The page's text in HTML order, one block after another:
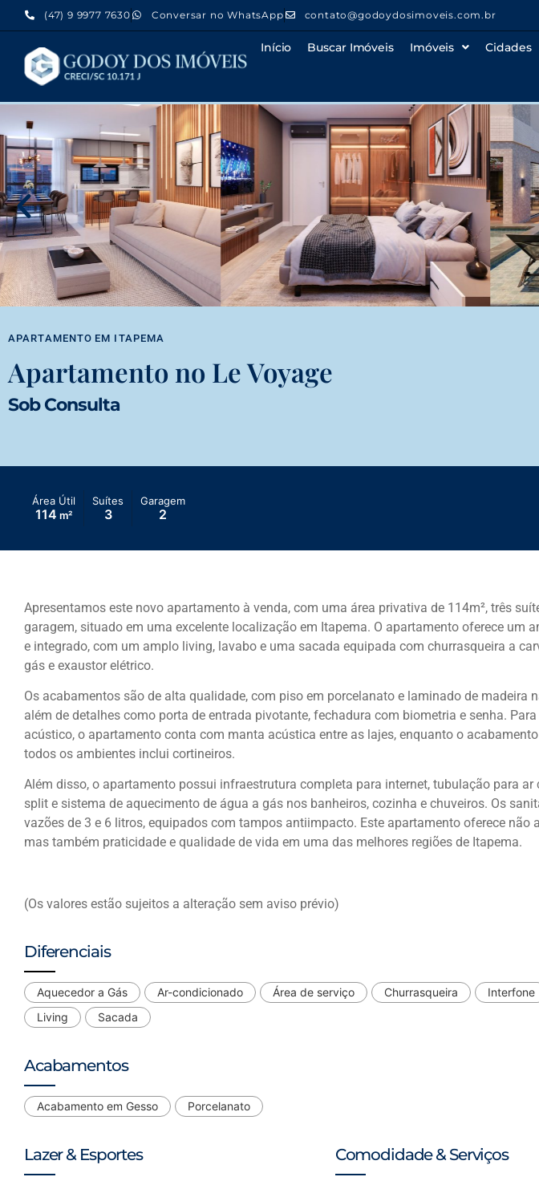
(47) 9 9977 7630 Conversar no WhatsApp contato@godoydosimoveis.com.br
Início Buscar Imóveis Imóveis Cidades
APARTAMENTO EM ITAPEMA
Apartamento no Le Voyage
Sob Consulta
Área Útil
114 m²
Suítes
3
Garagem
2
Apresentamos este novo apartamento à venda, com uma área privativa de 114m², três
garagem, situado em uma excelente localização em Itapema. O apartamento oferece um
e integrado, com um amplo living, lavabo e uma sacada equipada com churrasqueira a
gás e exaustor elétrico.
Os acabamentos são de alta qualidade, com piso em porcelanato e laminado de madeira
além de detalhes como porta de entrada pivotante, fechadura com biometria e senha.
acústico, o apartamento conta com manta acústica entre as lajes, enquanto o
todos os ambientes inclui cortineiros.
Além disso, o apartamento possui infraestrutura completa para internet, tubulação para
split e sistema de aquecimento de água a gás nos banheiros, cozinha e chuveiros. Os
vazões de 3 e 6 litros, equipados com tampos antiimpacto. Este apartamento oferece não
mas também praticidade e qualidade de vida em uma das melhores regiões de Itapema.
(Os valores estão sujeitos a alteração sem aviso prévio)
Diferenciais
Aquecedor a Gás Ar-condicionado Área de serviço Churrasqueira Interfone
Living
Sacada
Acabamentos
Acabamento em Gesso Porcelanato
Lazer & Esportes Comodidade & Serviços